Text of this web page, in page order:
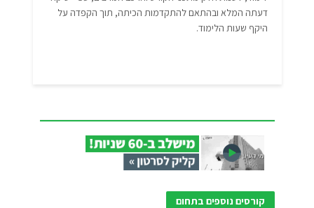
דעתה המלא ובהתאם להתקדמות הכיתה, תוך הקפדה על
היקף שעות הלימוד.
קורסים נוספים בתחום